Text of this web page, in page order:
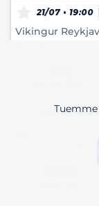
21/07 • 19:00
Vikingur
21/07 • 19:00